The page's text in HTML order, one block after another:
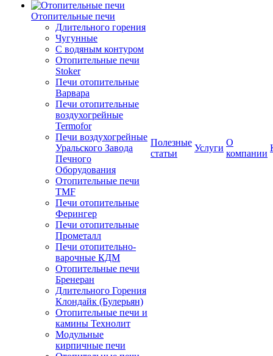
Отопительные печи
Длительного горения
Чугунные
C водяным контуром
Отопительные печи
Stoker
Печи отопительные
Варвара
Печи отопительные
воздухогрейные
Termofor
Печи воздухогрейные
Уральского Завода
Печного
Оборудования
Отопительные печи
TMF
Печи отопительные
Ферингер
Печи отопительные
Прометалл
Печи отопительно-
варочные КДМ
Отопительные печи
Бренеран
Длительного Горения
Клондайк (Булерьян)
Отопительные печи и
камины Технолит
Модульные
кирпичные печи
Полезные
статьи
Услуги
О
компании